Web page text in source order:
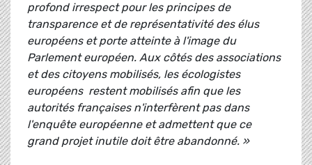
profond irrespect pour les principes de
transparence et de représentativité des élus
européens et porte atteinte à l'image du
Parlement européen. Aux côtés des associations
et des citoyens mobilisés, les écologistes
européens restent mobilisés afin que les
autorités françaises n'interfèrent pas dans
l'enquête européenne et admettent que ce
grand projet inutile doit être abandonné. »